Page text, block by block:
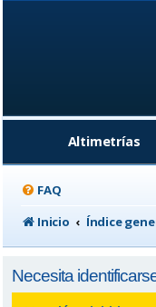
Altimetrías
FAQ
Inicio
Índice
Necesita